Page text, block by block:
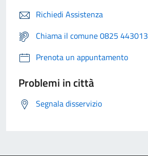
Richiedi Assistenza
Chiama il comune 0825 443013
Prenota un appuntamento
Problemi in città
Segnala disservizio